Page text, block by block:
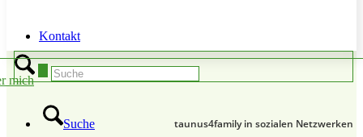
Kontakt
mich
Suche taunus4family in sozialen Netzwerken